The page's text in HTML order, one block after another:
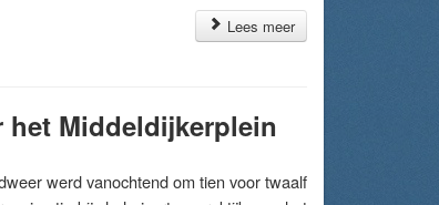
Lees meer
Middeldijkerplein
werd vanochtend om tien voor twaalf